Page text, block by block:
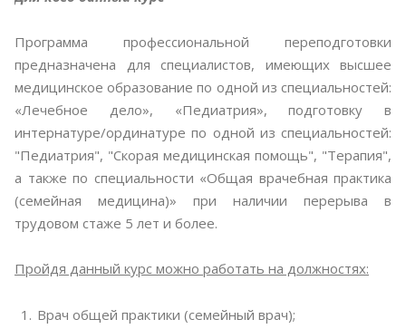
Программа профессиональной переподготовки
предназначена для специалистов, имеющих высшее
медицинское образование по одной из специальностей:
«Лечебное дело», «Педиатрия», подготовку в
интернатуре/ординатуре по одной из специальностей:
"Педиатрия", "Скорая медицинская помощь", "Терапия",
а также по специальности «Общая врачебная практика
(семейная медицина)» при наличии перерыва в
трудовом стаже 5 лет и более.
Пройдя данный курс можно работать на должностях:
Врач общей практики (семейный врач);